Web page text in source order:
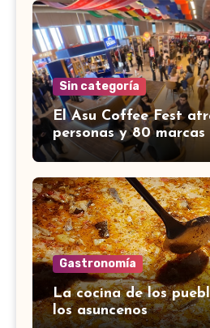
Sin categoría
El Asu Coffee Fest
personas y 80 marcas
Gastronomía
La cocina de los
los asuncenos